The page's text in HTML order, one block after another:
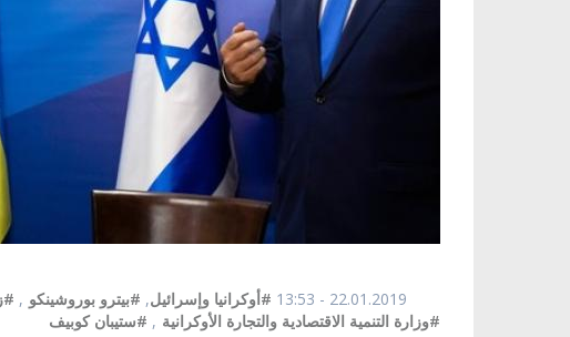
22.01.2019 - 13:53 #أوكرانيا وإسرائيل, #بيترو بوروشينكو ,
#وزارة التنمية الاقتصادية والتجارة الأوكرانية , #ستيبان كوبيف